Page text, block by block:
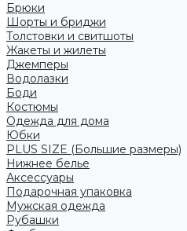
Брюки
Шорты и бриджи
Толстовки и свитшоты
Жакеты и жилеты
Джемперы
Водолазки
Боди
Костюмы
Одежда для дома
Юбки
PLUS SIZE (Большие размеры)
Нижнее белье
Аксессуары
Подарочная упаковка
Мужская одежда
Рубашки